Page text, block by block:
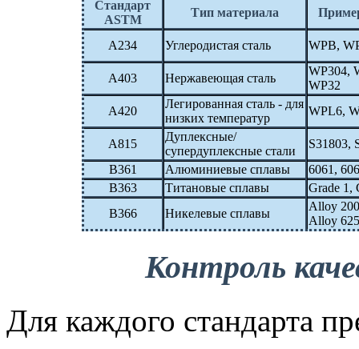
Стандарт
ASTM
Тип материала
A234 Углеродистая сталь WPB,
A403 Нержавеющая сталь
WP304,
WP32
A420
Легированная сталь - для
низких температур
WPL6,
A815
Дуплексные/
супердуплексные стали
S31803,
B361
Алюминиевые сплавы
6061,
B363
Титановые сплавы
Grade 1,
B366
Никелевые сплавы
Alloy
Alloy
Контроль
Для каждого стандарта